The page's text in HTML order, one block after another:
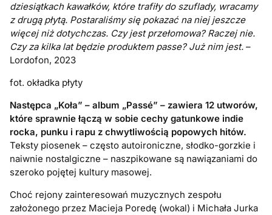
dziesiątkach kawałków, które trafiły do szuflady, wracamy
z drugą płytą. Postaraliśmy się pokazać na niej jeszcze
więcej niż dotychczas. Czy jest przełomowa? Raczej nie.
Czy za kilka lat będzie produktem passe? Już nim jest. –
Lordofon, 2023
fot. okładka płyty
Następca „Koła” – album „Passé” – zawiera 12 utworów,
które sprawnie łączą w sobie cechy gatunkowe indie
rocka, punku i rapu z chwytliwością popowych hitów.
Teksty piosenek – często autoironiczne, słodko-gorzkie i
naiwnie nostalgiczne – naszpikowane są nawiązaniami do
szeroko pojętej kultury masowej.
Choć rejony zainteresowań muzycznych zespołu
założonego przez Macieja Poredę (wokal) i Michała Jurka